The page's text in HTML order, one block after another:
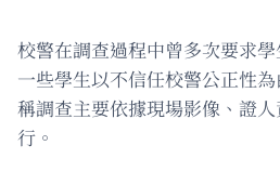
校警在調查過程中曾多次要求
一些學生以不信任校警公正性
稱調查主要依據現場影像、證
行。